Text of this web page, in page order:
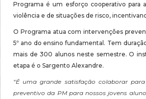
Programa é um esforço cooperativo para
violência e de situações de risco,
O Programa atua com intervenções
5º ano do ensino fundamental. Tem
mais de 300 alunos neste semestre. O
etapa é o Sargento Alexandre.
“É uma grande satisfação colaborar
preventivo da PM para nossos jovens